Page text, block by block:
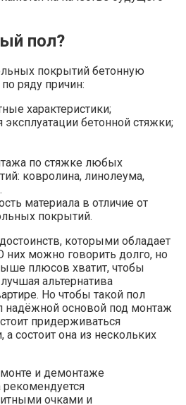
пол?
покрытий бетонную
ряду причин:
характеристики;
бетонной стяжки;
по стяжке любых
ковролина, линолеума,
материала в отличие от
покрытий.
которыми обладает
них можно говорить долго, но
плюсов хватит, чтобы
альтернатива
Но чтобы такой пол
надёжной основой под монтаж
придерживаться
а состоит она из нескольких
и демонтаже
очками и